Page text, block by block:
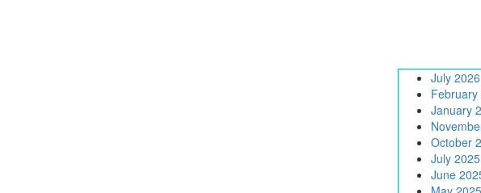
July 2026
February
January
October
July 2025
June